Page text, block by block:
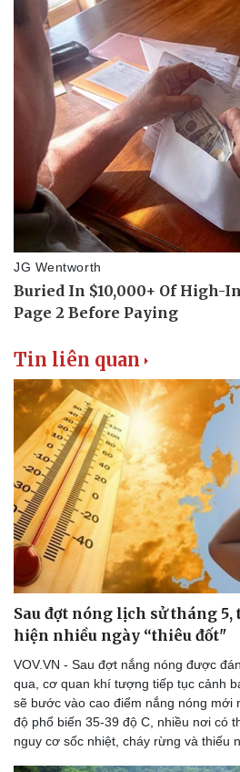
Thể thao
Bóng đá
Ô
Ô
Tin liên quan
Sau đợt nóng lịch sử tháng
hiện nhiều ngày “thiêu đốt"
VOV.VN - Sau đợt nắng nóng được
qua, cơ quan khí tượng tiếp tục cảnh
sẽ bước vào cao điểm nắng nóng mới
độ phổ biến 35-39 độ C, nhiều nơi có
nguy cơ sốc nhiệt, cháy rừng và thiếu